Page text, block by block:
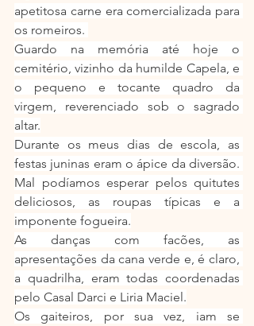
apetitosa carne era comercializada para
os romeiros.
Guardo na memória até hoje o
cemitério, vizinho da humilde Capela, e
o pequeno e tocante quadro da
virgem, reverenciado sob o sagrado
altar.
Durante os meus dias de escola, as
festas juninas eram o ápice da diversão.
Mal podíamos esperar pelos quitutes
deliciosos, as roupas típicas e a
imponente fogueira.
As danças com facões, as
apresentações da cana verde e, é claro,
a quadrilha, eram todas coordenadas
pelo Casal Darci e Liria Maciel.
Os gaiteiros, por sua vez, iam se